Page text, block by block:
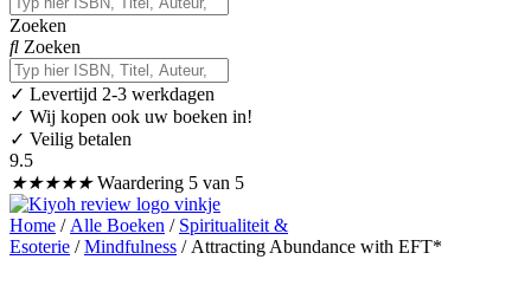
Zoeken
Zoeken
✓ Levertijd 2-3 werkdagen
✓ Wij kopen ook uw boeken in!
✓ Veilig betalen
9.5
★★★★★ Waardering 5 van 5
Home / Alle Boeken / Spiritualiteit &
Esoterie /Mindfulness / Attracting Abundance with EFT*